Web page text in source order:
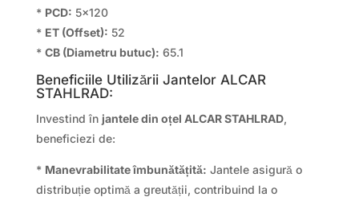
* PCD: 5×120
* ET (Offset): 52
* CB (Diametru butuc): 65.1
Beneficiile Utilizării Jantelor ALCAR
STAHLRAD:
Investind în jantele din oțel ALCAR STAHLRAD,
beneficiezi de:
* Manevrabilitate îmbunătățită: Jantele asigură o
distribuție optimă a greutății, contribuind la o